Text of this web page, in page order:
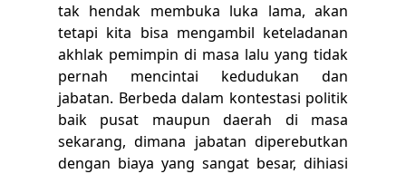
tak hendak membuka luka lama, akan
tetapi kita bisa mengambil keteladanan
akhlak pemimpin di masa lalu yang tidak
pernah mencintai kedudukan dan
jabatan. Berbeda dalam kontestasi politik
baik pusat maupun daerah di masa
sekarang, dimana jabatan diperebutkan
dengan biaya yang sangat besar, dihiasi